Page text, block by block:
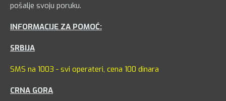
pošalje svoju poruku.
INFORMACIJE ZA POMOĆ:
SRBIJA
SMS na 1003 - svi operateri, cena 100 dinara
CRNA GORA